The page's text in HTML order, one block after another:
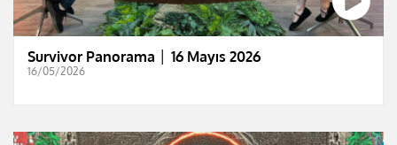
Survivor Panorama │ 16 Mayıs 2026
16/05/2026